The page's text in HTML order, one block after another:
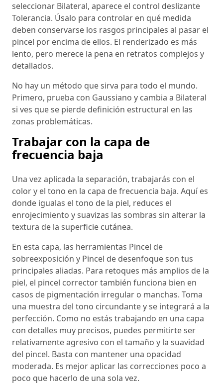
seleccionar Bilateral, aparece el control deslizante
Tolerancia. Úsalo para controlar en qué medida
deben conservarse los rasgos principales al pasar el
pincel por encima de ellos. El renderizado es más
lento, pero merece la pena en retratos complejos y
detallados.
No hay un método que sirva para todo el mundo.
Primero, prueba con Gaussiano y cambia a Bilateral
si ves que se pierde definición estructural en las
zonas problemáticas.
Trabajar con la capa de
frecuencia baja
Una vez aplicada la separación, trabajarás con el
color y el tono en la capa de frecuencia baja. Aquí es
donde igualas el tono de la piel, reduces el
enrojecimiento y suavizas las sombras sin alterar la
textura de la superficie cutánea.
En esta capa, las herramientas Pincel de
sobreexposición y Pincel de desenfoque son tus
principales aliadas. Para retoques más amplios de la
piel, el pincel corrector también funciona bien en
casos de pigmentación irregular o manchas. Toma
una muestra del tono circundante y se integrará a la
perfección. Como no estás trabajando en una capa
con detalles muy precisos, puedes permitirte ser
relativamente agresivo con el tamaño y la suavidad
del pincel. Basta con mantener una opacidad
moderada. Es mejor aplicar las correcciones poco a
poco que hacerlo de una sola vez.